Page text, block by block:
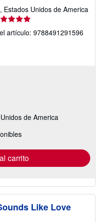
Estados Unidos de America
artículo: 9788491291596
de America
carrito
Like Love